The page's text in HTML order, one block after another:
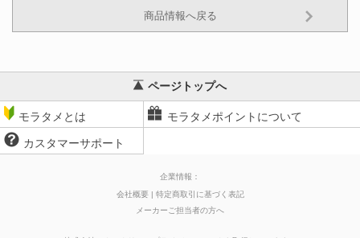
商品情報へ戻る
ページトップへ
モラタメとは モラタメポイントについて
カスタマーサポート
企業情報：
会社概要
特定商取引に基づく表記
メーカーご担当者の方へ